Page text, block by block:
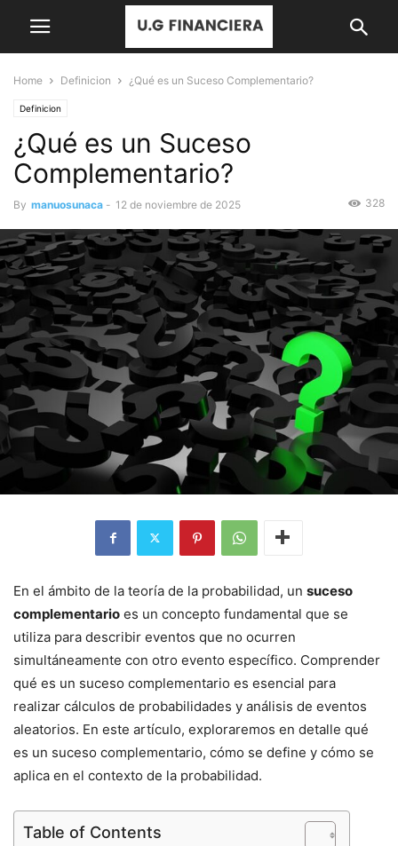
Home Definicion ¿Qué es un Suceso Complementario?
Definicion
¿Qué es un Suceso
Complementario?
By manuosunaca - 12 de noviembre de 2025 328
En el ámbito de la teoría de la probabilidad, un suceso
complementario es un concepto fundamental que se
utiliza para describir eventos que no ocurren
simultáneamente con otro evento específico. Comprender
qué es un suceso complementario es esencial para
realizar cálculos de probabilidades y análisis de eventos
aleatorios. En este artículo, exploraremos en detalle qué
es un suceso complementario, cómo se define y cómo se
aplica en el contexto de la probabilidad.
Table of Contents